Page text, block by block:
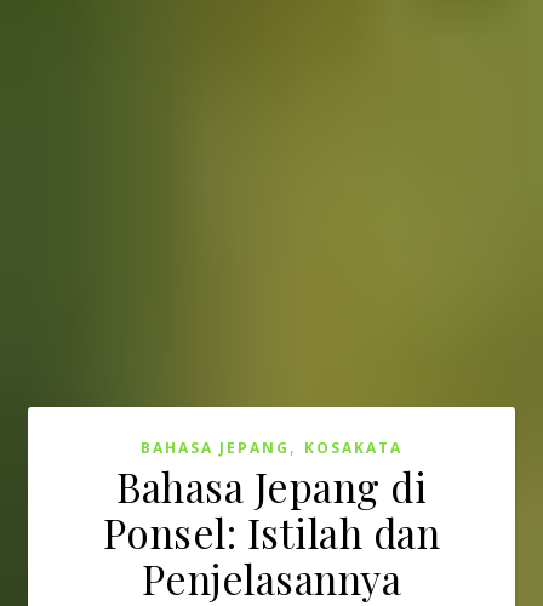
BAHASA JEPANG , KOSAKATA
Bahasa Jepang di
Ponsel: Istilah dan
Penjelasannya